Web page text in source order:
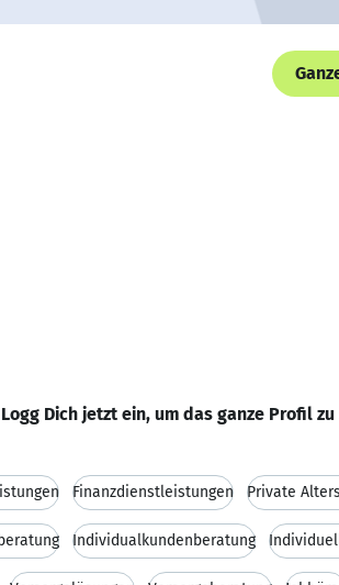
Logg Dich jetzt ein, um das ganze Profil zu
Finanzdienstleistungen Private
Individualkundenberatung